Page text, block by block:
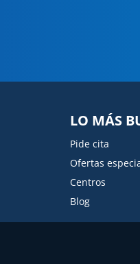
LO MÁS
Pide cita
Ofertas
Centros
Blog